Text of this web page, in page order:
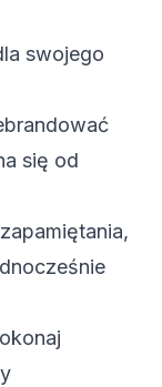
swojego
się od